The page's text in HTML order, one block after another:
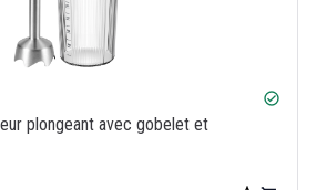
check_circle
plongeant avec gobelet et